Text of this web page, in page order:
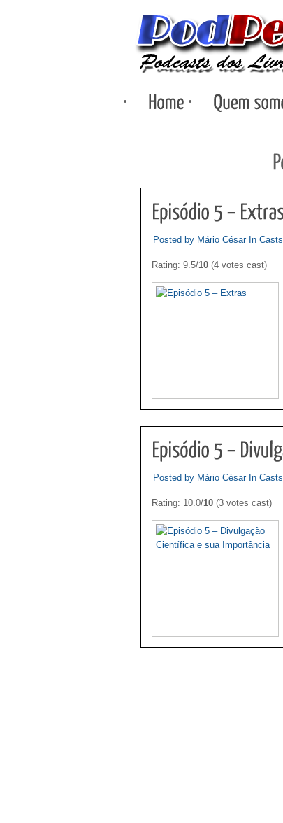
Posted by Mário César In Casts
Rating: 9.5/10(4 votes cast)
Posted by Mário César In Casts
Rating: 10.0/10(3 votes cast)